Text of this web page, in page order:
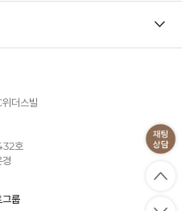
더스빌
호
룹